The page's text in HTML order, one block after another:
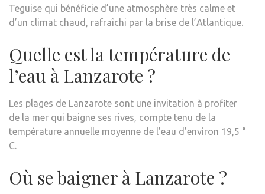
Teguise qui bénéficie d’une atmosphère très calme et
d’un climat chaud, rafraîchi par la brise de l’Atlantique.
Quelle est la température de
l’eau à Lanzarote ?
Les plages de Lanzarote sont une invitation à profiter
de la mer qui baigne ses rives, compte tenu de la
température annuelle moyenne de l’eau d’environ 19,5 °
C.
Où se baigner à Lanzarote ?